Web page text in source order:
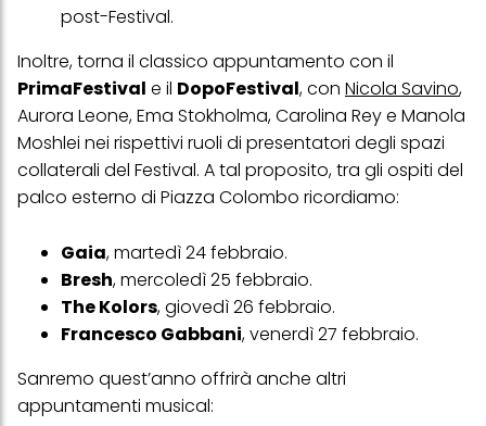
post-Festival.
Inoltre, torna il classico appuntamento con il
PrimaFestival e il DopoFestival, con Nicola Savino,
Aurora Leone, Ema Stokholma, Carolina Rey e Manola
Moshlei nei rispettivi ruoli di presentatori degli spazi
collaterali del Festival. A tal proposito, tra gli ospiti del
palco esterno di Piazza Colombo ricordiamo:
Gaia, martedì 24 febbraio.
Bresh, mercoledì 25 febbraio.
The Kolors, giovedì 26 febbraio.
Francesco Gabbani, venerdì 27 febbraio.
Sanremo quest’anno offrirà anche altri
appuntamenti musical:
sezione "Impostazioni cookie" collegata nel piè di pagina. Per
particolare sul loro periodo di conservazione, consultare le
informazioni dettagliate su ciascun cookie disponibili facendo
clic su "modifica" di seguito".
Se fai clic su "Modifica" potrai trovare maggiori informazioni sul
trattamento dei tuoi dati / sull'uso dei cookie e consentirli per uno o
più degli scopi sopra menzionati. Cliccando su "Accetta tutto",
acconsenti all'uso dei cookie e al trattamento dei tuoi dati
personali per tutte le finalità sopra indicate. Se fai clic su "Rifiuta",